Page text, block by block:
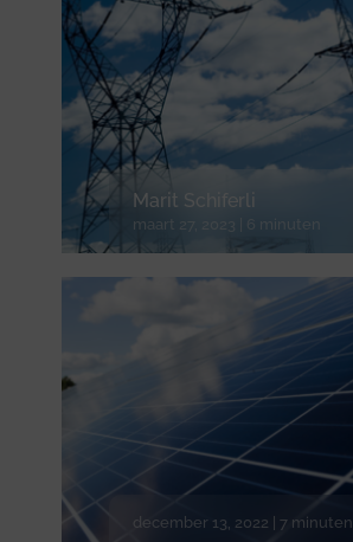
Marit Schiferli
maart 27, 2023 | 6 minuten
december 13, 2022 | 7 minuten